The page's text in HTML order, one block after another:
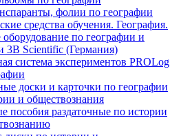
фолии по географии
средства обучения. География.
по географии и
3B Scientific (Германия)
система экспериментов PROLog
доски и карточки по географии
и обществознания
пособия раздаточные по истории